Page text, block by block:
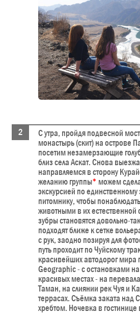
С утра, пройдя подвесной
монастырь (скит) на острове
посетим незамерзающие
близ села Аскат. Снова
направляемся в сторону
желанию группы* можем
экскурсией по
питомнику, чтобы
животными в их
зубры становятся довольно-
подходят ближе к сетке
с рук, заодно позируя для
путь проходит по Чуйскому
красивейших автодорог
Geographic - с остановками
красивых местах - на
Таман, на слиянии рек Чуя и
террасах. Съёмка заката над
хребтом. Ночевка в гостинице